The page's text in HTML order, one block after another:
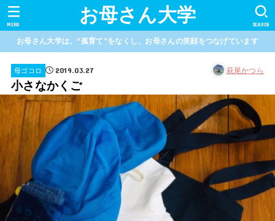
お母さん大学 SEARCH
MENU
お母さん大学は、“孤育て”をなくし、お母さんの笑顔をつなげています
母ゴコロ 2019.03.27 萩尾かつら
小さなかくご